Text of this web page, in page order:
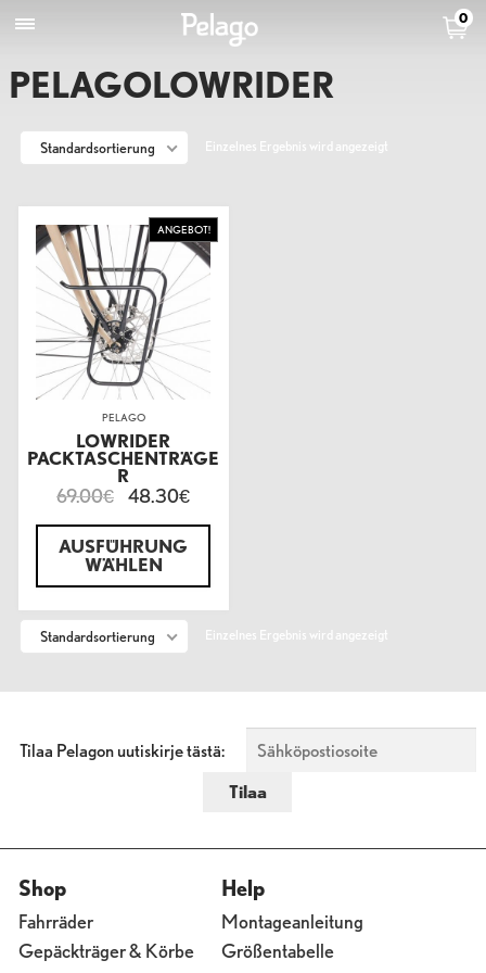
0
PELAGOLOWRIDER
Standardsortierung Einzelnes Ergebnis wird angezeigt
PELAGO
LOWRIDER
PACKTASCHENTRÄGE
R
ANGEBOT!
69.00€ 48.30€
AUSFÜHRUNG
WÄHLEN
Standardsortierung Einzelnes Ergebnis wird angezeigt
Tilaa Pelagon uutiskirje tästä:
Shop
Fahrräder
Gepäckträger & Körbe
Help
Montageanleitung
Größentabelle